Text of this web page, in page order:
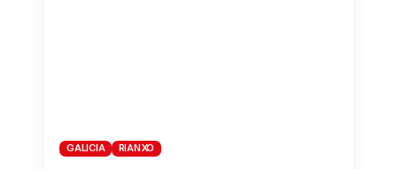
GALICIA RIANXO